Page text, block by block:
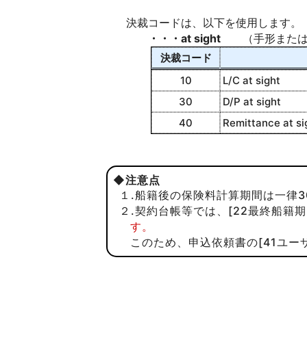
決裁コードは、以下を使用します。
・・・at sight （手形または
決裁コード
10
L/C at sight
30
D/P at sight
40
Remittance at
◆注意点
１.船籍後の保険料計算期間は一律
２.契約台帳等では、[22最終船籍
す。
このため、申込依頼書の[41ユ